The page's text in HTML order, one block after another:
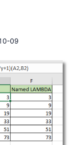
09